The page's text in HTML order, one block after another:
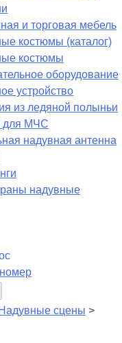
и торговая мебель
костюмы (каталог)
костюмы
оборудование
устройство
из ледяной полыньи
для МЧС
надувная антенна
надувные
Надувные сцены >